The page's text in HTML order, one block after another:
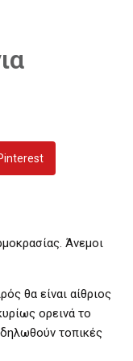
Άνεμοι
θα είναι αίθριος
ορεινά το
τοπικές